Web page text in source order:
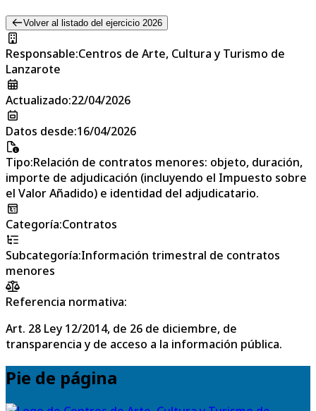
Volver al listado del ejercicio 2026
Responsable:Centros de Arte, Cultura y Turismo de
Lanzarote
Actualizado:22/04/2026
Datos desde:16/04/2026
Tipo:Relación de contratos menores: objeto, duración,
importe de adjudicación (incluyendo el Impuesto sobre
el Valor Añadido) e identidad del adjudicatario.
Categoría:Contratos
Subcategoría:Información trimestral de contratos
menores
Referencia normativa:
Art. 28 Ley 12/2014, de 26 de diciembre, de
transparencia y de acceso a la información pública.
Pie de página